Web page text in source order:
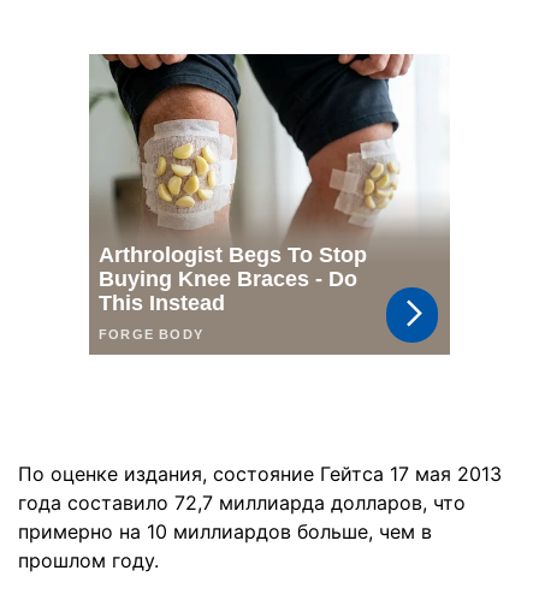
По оценке издания, состояние Гейтса 17 мая 2013
года составило 72,7 миллиарда долларов, что
примерно на 10 миллиардов больше, чем в
прошлом году.